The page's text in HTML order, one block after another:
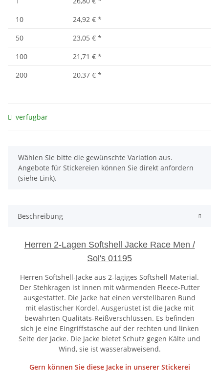
10
24,92 € *
50
23,05 € *
100
21,71 € *
200
20,37 € *
verfügbar
x
Wählen Sie bitte die gewünschte Variation aus.
Angebote für Stickereien können Sie direkt anfordern
(siehe Link).
Beschreibung
Herren 2-Lagen Softshell Jacke Race Men /
Sol's 01195
Herren Softshell-Jacke aus 2-lagiges Softshell Material.
Der Stehkragen ist innen mit wärmenden Fleece-Futter
ausgestattet. Die Jacke hat einen verstellbaren Bund
mit elastischer Kordel. Ausgerüstet ist die Jacke mit
bewährten Qualitäts-Reißverschlüssen. Es befinden
sich je eine Eingriffstasche auf der rechten und linken
Seite der Jacke. Die Jacke bietet Schutz gegen Kälte und
Wind, sie ist wasserabweisend.
Gern können Sie diese Jacke in unserer Stickerei